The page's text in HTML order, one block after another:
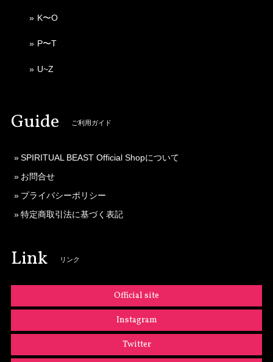
K〜O
P〜T
U~Z
Guide ご利用ガイド
SPIRITUAL BEAST Official Shopについて
お問合せ
プライバシーポリシー
特定商取引法に基づく表記
Link リンク
Official site
Instagram
Twitter